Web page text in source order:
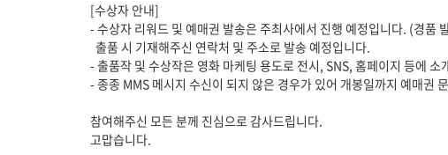
[수상자 안내]
- 수상자 리워드 및 예매권 발송은 주최사에서 진행 예정입니다. (경
출품 시 기재해주신 연락처 및 주소로 발송 예정입니다.
- 출품작 및 수상작은 영화 마케팅 용도로 전시, SNS, 홈페이지 등에 소
- 종종 MMS 메시지 수신이 되지 않은 경우가 있어 개봉일까지 예매
참여해주신 모든 분께 진심으로 감사드립니다.
고맙습니다.